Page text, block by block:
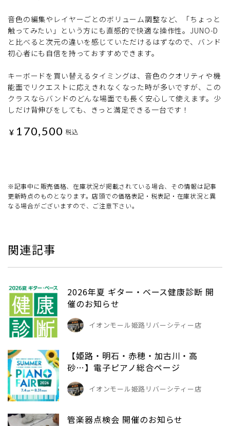
音色の編集やレイヤーごとのボリューム調整など、「ちょっと
触ってみたい」という方にも直感的で快適な操作性。JUNO-D
と比べると次元の違いを感じていただけるはずなので、バンド
初心者にも自信を持っておすすめできます。
キーボードを買い替えるタイミングは、音色のクオリティや機
能面でリクエストに応えきれなくなった時が多いですが、この
クラスならバンドのどんな場面でも長く安心して使えます。少
しだけ背伸びをしても、きっと満足できる一台です！
¥ 170,500 税込
※記事中に販売価格、在庫状況が掲載されている場合、その情報は記事
更新時点のものとなります。店頭での価格表記・税表記・在庫状況と異
なる場合がございますので、ご注意下さい。
関連記事
2026年夏 ギター・ベース健康診断 開
催のお知らせ
イオンモール姫路リバーシティー店
【姫路・明石・赤穂・加古川・高
砂…】電子ピアノ総合ページ
イオンモール姫路リバーシティー店
管楽器点検会 開催のお知らせ